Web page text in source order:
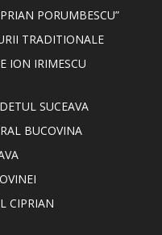
PORUMBESCU”
TRADITIONALE
ION IRIMESCU
SUCEAVA
BUCOVINA
CIPRIAN